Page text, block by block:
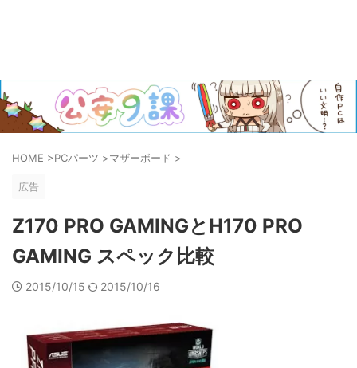
HOME >PCパーツ >マザーボード >
広告
Z170 PRO GAMINGとH170 PRO
GAMING スペック比較
2015/10/15 2015/10/16